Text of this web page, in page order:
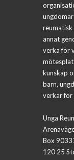
reumatisk
annat
verka för
kunskap
barn,
verkar för
Unga
Box
120 25